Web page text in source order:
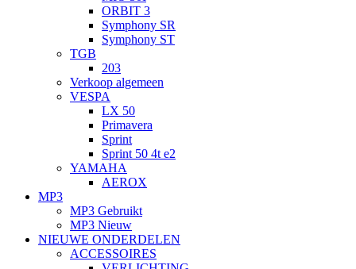
ORBIT 3
Symphony SR
Symphony ST
TGB
203
Verkoop algemeen
VESPA
LX 50
Primavera
Sprint
Sprint 50 4t e2
YAMAHA
AEROX
MP3
MP3 Gebruikt
MP3 Nieuw
NIEUWE ONDERDELEN
ACCESSOIRES